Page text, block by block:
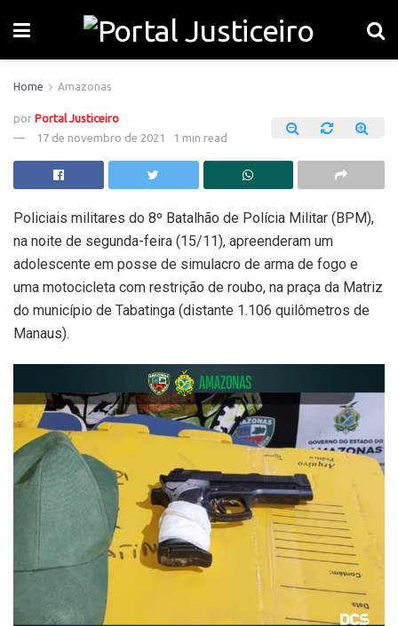
Home Amazonas
por Portal Justiceiro
17 de novembro de 2021
1 min read
Policiais militares do 8º Batalhão de Polícia Militar (BPM),
na noite de segunda-feira (15/11), apreenderam um
adolescente em posse de simulacro de arma de fogo e
uma motocicleta com restrição de roubo, na praça da Matriz
do município de Tabatinga (distante 1.106 quilômetros de
Manaus).